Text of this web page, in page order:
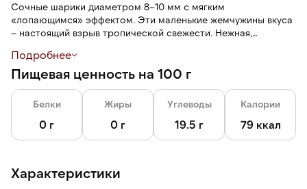
Сочные шарики диаметром 8–10 мм с мягким
«лопающимся» эффектом. Эти маленькие жемчужины вкуса
– настоящий взрыв тропической свежести. Нежная,
сладкий нектар драгонфрута
Подробнее
Пищевая ценность на 100 г
Белки
0 г
Жиры
0 г
Углеводы
19.5 г
Калории
79 ккал
Характеристики